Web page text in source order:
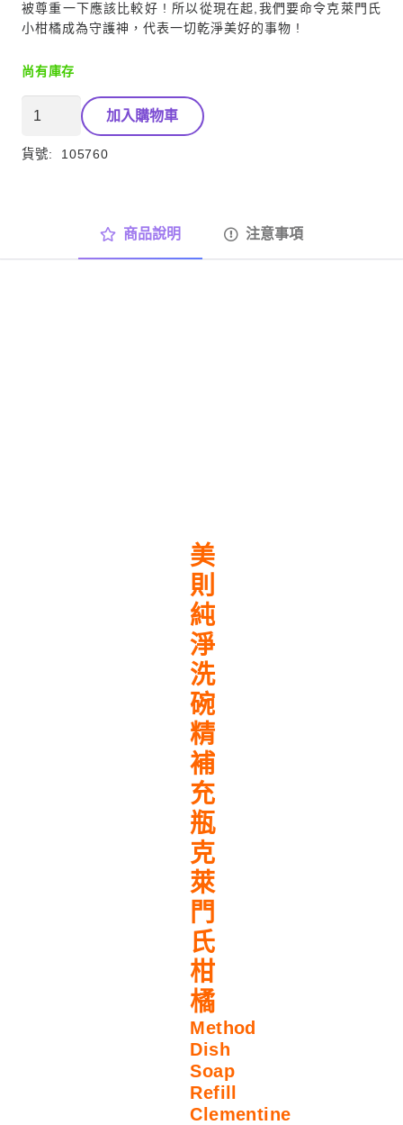
被尊重一下應該比較好 ! 所以從現在起,我們要命令克萊門氏
小柑橘成為守護神，代表一切乾淨美好的事物 !
尚有庫存
洗
瓶
加入購物車
貨號: 105760
商品說明 注意事項
美
則
純
淨
洗
碗
精
補
充
瓶
克
萊
門
氏
柑
橘
Method
Dish
Soap
Refill
Clementine